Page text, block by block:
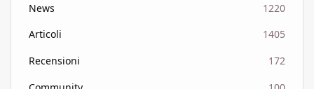
News
1220
Articoli
1405
Recensioni
172